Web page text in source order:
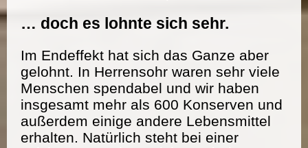
… doch es lohnte sich sehr.
Im Endeffekt hat sich das Ganze aber
gelohnt. In Herrensohr waren sehr viele
Menschen spendabel und wir haben
insgesamt mehr als 600 Konserven und
außerdem einige andere Lebensmittel
erhalten. Natürlich steht bei einer